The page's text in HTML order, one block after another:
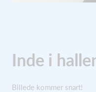
Inde i
Billede kommer snart!